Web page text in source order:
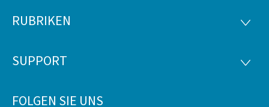
Footer
RUBRIKEN
SUPPORT
FOLGEN SIE UNS